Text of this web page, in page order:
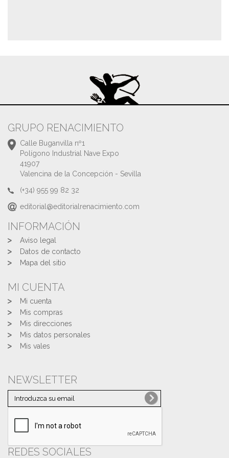
GRUPO RENACIMIENTO
Calle Buganvilla nº1
Polígono Industrial Nave Expo
41907
Valencina de la Concepción - Sevilla
(+34) 955 99 82 32
editorial@editorialrenacimiento.com
INFORMACIÓN
Aviso legal
Datos de contacto
Mapa del sitio
MI CUENTA
Mi cuenta
Mis compras
Mis direcciones
Mis datos personales
Mis vales
NEWSLETTER
REDES SOCIALES